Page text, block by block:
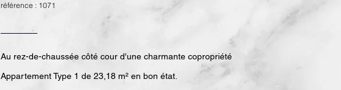
référence : 1071
Au rez-de-chaussée côté cour d'une charmante copropriété
Appartement Type 1 de 23,18 m² en bon état.